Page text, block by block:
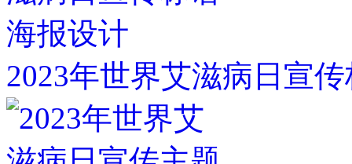
2023年世界艾滋病日宣